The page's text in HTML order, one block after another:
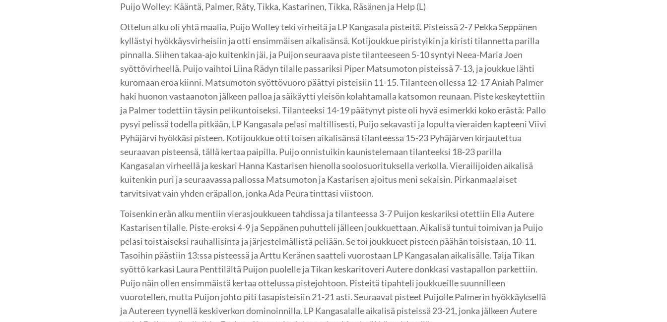
Puijo Wolley: Kääntä, Palmer, Räty, Tikka, Kastarinen, Tikka, Räsänen ja Help (L)
Ottelun alku oli yhtä maalia, Puijo Wolley teki virheitä ja LP Kangasala pisteitä. Pisteissä 2-7 Pekka Seppänen
kyllästyi hyökkäysvirheisiin ja otti ensimmäisen aikalisänsä. Kotijoukkue piristyikin ja kiristi tilannetta parilla
pinnalla. Siihen takaa-ajo kuitenkin jäi, ja Puijon seuraava piste tilanteeseen 5-10 syntyi Neea-Maria Joen
syöttövirheellä. Puijo vaihtoi Liina Rädyn tilalle passariksi Piper Matsumoton pisteissä 7-13, ja joukkue lähti
kuromaan eroa kiinni. Matsumoton syöttövuoro päättyi pisteisiin 11-15. Tilanteen ollessa 12-17 Aniah Palmer
haki huonon vastaanoton jälkeen palloa ja säikäytti yleisön kolahtamalla katsomon reunaan. Piste keskeytettiin
ja Palmer todettiin täysin pelikuntoiseksi. Tilanteeksi 14-19 päätynyt piste oli hyvä esimerkki koko erästä: Pallo
pysyi pelissä todella pitkään, LP Kangasala pelasi maltillisesti, Puijo sekavasti ja lopulta vieraiden kapteeni Viivi
Pyhäjärvi hyökkäsi pisteen. Kotijoukkue otti toisen aikalisänsä tilanteessa 15-23 Pyhäjärven kirjautettua
seuraavan pisteensä, tällä kertaa paipilla. Puijo onnistuikin kaunistelemaan tilanteeksi 18-23 parilla
Kangasalan virheellä ja keskari Hanna Kastarisen hienolla soolosuorituksella verkolla. Vierailijoiden aikalisä
kuitenkin puri ja seuraavassa pallossa Matsumoton ja Kastarisen ajoitus meni sekaisin. Pirkanmaalaiset
tarvitsivat vain yhden eräpallon, jonka Ada Peura tinttasi viistoon.
Toisenkin erän alku mentiin vierasjoukkueen tahdissa ja tilanteessa 3-7 Puijon keskariksi otettiin Ella Autere
Kastarisen tilalle. Piste-eroksi 4-9 ja Seppänen puhutteli jälleen joukkuettaan. Aikalisä tuntui toimivan ja Puijo
pelasi toistaiseksi rauhallisinta ja järjestelmällistä peliään. Se toi joukkueet pisteen päähän toisistaan, 10-11.
Tasoihin päästiin 13:ssa pisteessä ja Arttu Keränen saatteli vuorostaan LP Kangasalan aikalisälle. Taija Tikan
syöttö karkasi Laura Penttilältä Puijon puolelle ja Tikan keskaritoveri Autere donkkasi vastapallon parkettiin.
Puijo näin ollen ensimmäistä kertaa ottelussa pistejohtoon. Pisteitä tipahteli joukkueille suunnilleen
vuorotellen, mutta Puijon johto piti tasapisteisiin 21-21 asti. Seuraavat pisteet Puijolle Palmerin hyökkäyksellä
ja Autereen tyynellä keskiverkon dominoinnilla. LP Kangasalalle aikalisä pisteissä 23-21, jonka jälkeen Autere